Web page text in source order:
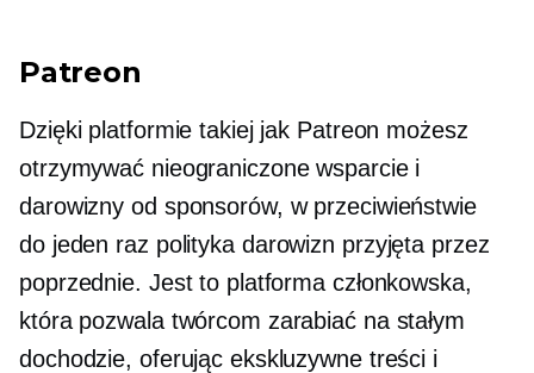
Patreon
Dzięki platformie takiej jak Patreon możesz
otrzymywać nieograniczone wsparcie i
darowizny od sponsorów, w przeciwieństwie
do jeden raz polityka darowizn przyjęta przez
poprzednie. Jest to platforma członkowska,
która pozwala twórcom zarabiać na stałym
dochodzie, oferując ekskluzywne treści i